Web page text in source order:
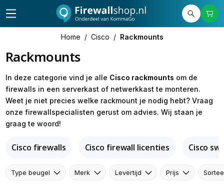
Home / Cisco / Rackmounts
Rackmounts
In deze categorie vind je alle Cisco rackmounts om de
firewalls in een serverkast of netwerkkast te monteren.
Weet je niet precies welke rackmount je nodig hebt? Vraag
onze firewallspecialisten gerust om advies. Wij staan je
graag te woord!
Cisco firewalls Cisco firewall licenties Cisco
Type beugel Merk Levertijd Prijs